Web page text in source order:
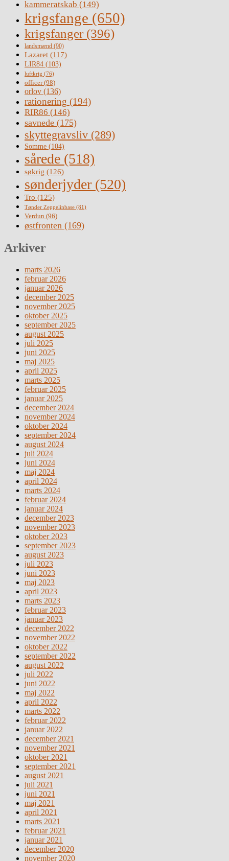
kammeratskab (149)
krigsfange (650)
krigsfanger (396)
landsmænd (90)
Lazaret (117)
LIR84 (103)
luftkrig (76)
officer(98)
orlov (136)
rationering (194)
RIR86 (146)
savnede (175)
skyttegravsliv (289)
Somme (104)
sårede (518)
søkrig (126)
sønderjyder (520)
Tro (125)
Tønder Zeppelinbase (81)
Verdun (96)
østfronten (169)
Arkiver
marts 2026
februar 2026
januar 2026
december 2025
november 2025
oktober 2025
september 2025
august 2025
juli 2025
juni 2025
maj 2025
april 2025
marts 2025
februar 2025
januar 2025
december 2024
november 2024
oktober 2024
september 2024
august 2024
juli 2024
juni 2024
maj 2024
april 2024
marts 2024
februar 2024
januar 2024
december 2023
november 2023
oktober 2023
september 2023
august 2023
juli 2023
juni 2023
maj 2023
april 2023
marts 2023
februar 2023
januar 2023
december 2022
november 2022
oktober 2022
september 2022
august 2022
juli 2022
juni 2022
maj 2022
april 2022
marts 2022
februar 2022
januar 2022
december 2021
november 2021
oktober 2021
september 2021
august 2021
juli 2021
juni 2021
maj 2021
april 2021
marts 2021
februar 2021
januar 2021
december 2020
november 2020